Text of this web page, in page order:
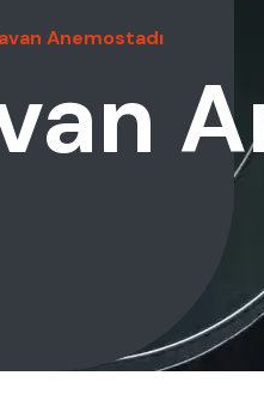
Anemostadı